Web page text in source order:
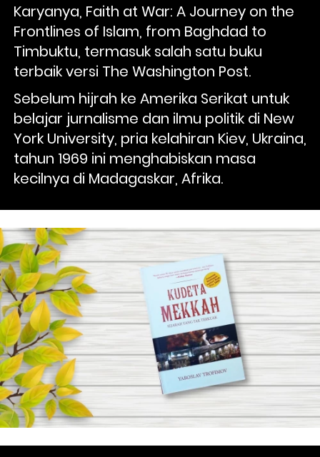
Karyanya, Faith at War: A Journey on the
Frontlines of Islam, from Baghdad to
Timbuktu, termasuk salah satu buku
terbaik versi The Washington Post.
Sebelum hijrah ke Amerika Serikat untuk
belajar jurnalisme dan ilmu politik di New
York University, pria kelahiran Kiev, Ukraina,
tahun 1969 ini menghabiskan masa
kecilnya di Madagaskar, Afrika.